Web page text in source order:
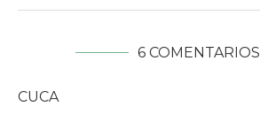
6 COMENTARIOS
CUCA